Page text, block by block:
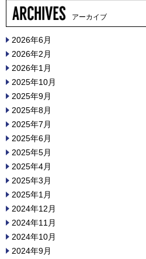
アーカイブ
2026年6月
2026年2月
2026年1月
2025年10月
2025年9月
2025年8月
2025年7月
2025年6月
2025年5月
2025年4月
2025年3月
2025年1月
2024年12月
2024年11月
2024年10月
2024年9月